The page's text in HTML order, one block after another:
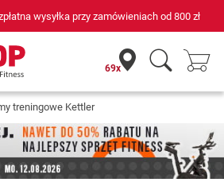
wysyłka przy zamówieniach od 800 zł
69x
treningowe Kettler